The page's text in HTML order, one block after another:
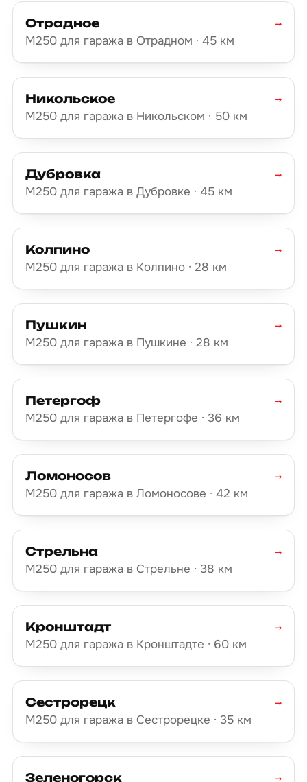
Отрадное
М250 для гаража в Отрадном · 45 км
→
Никольское
М250 для гаража в Никольском · 50 км
→
Дубровка
М250 для гаража в Дубровке · 45 км
→
Колпино
М250 для гаража в Колпино · 28 км
→
Пушкин
М250 для гаража в Пушкине · 28 км
→
Петергоф
М250 для гаража в Петергофе · 36 км
→
Ломоносов
М250 для гаража в Ломоносове · 42 км
→
Стрельна
М250 для гаража в Стрельне · 38 км
→
Кронштадт
М250 для гаража в Кронштадте · 60 км
→
Сестрорецк
М250 для гаража в Сестрорецке · 35 км
→
Зеленогорск →